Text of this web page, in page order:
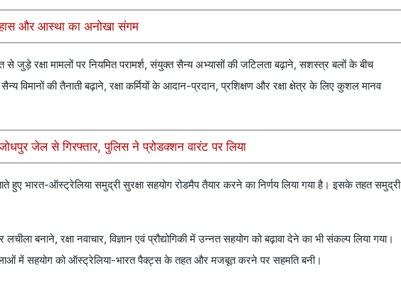
और आस्था का अनोखा संगम
जुड़े रक्षा मामलों पर नियमित परामर्श, संयुक्त सैन्य अभ्यासों की जटिलता बढ़ाने, सशस्त्र बलों के बीच
की तैनाती बढ़ाने, रक्षा कर्मियों के आदान-प्रदान, प्रशिक्षण और रक्षा क्षेत्र के लिए कुशल मानव
जेल से गिरफ्तार, पुलिस ने प्रोडक्शन वारंट पर लिया
हुए भारत-ऑस्ट्रेलिया समुद्री सुरक्षा सहयोग रोडमैप तैयार करने का निर्णय लिया गया है। इसके तहत समुद्री
बनाने, रक्षा नवाचार, विज्ञान एवं प्रौद्योगिकी में उन्नत सहयोग को बढ़ावा देने का भी संकल्प लिया गया।
में सहयोग को ऑस्ट्रेलिया-भारत पैक्ट्स के तहत और मजबूत करने पर सहमति बनी।